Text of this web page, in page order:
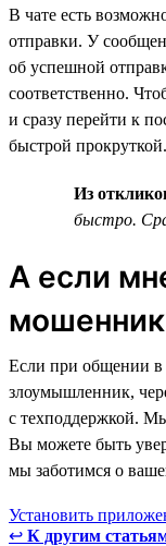
В чате есть
отправки. У
об успешной
соответственно.
и сразу перейти к
быстрой прокруткой.
Из
быстро.
А если
Если при общении в
злоумышленник,
с техподдержкой.
Вы можете быть
мы заботимся о
Установить
↩ К другим